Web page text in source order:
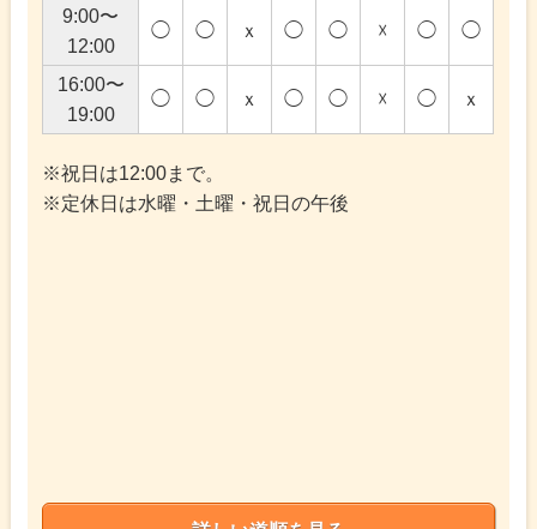
9:00〜
12:00
◯ ◯ ｘ ◯ ◯ ☓ ◯ ◯
16:00〜
19:00
◯ ◯ ｘ ◯ ◯ ☓ ◯ ｘ
※祝日は12:00まで。
※定休日は水曜・土曜・祝日の午後